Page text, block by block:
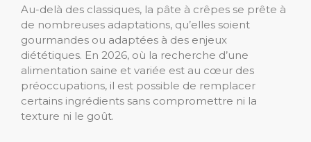
Au-delà des classiques, la pâte à crêpes se prête à
de nombreuses adaptations, qu’elles soient
gourmandes ou adaptées à des enjeux
diététiques. En 2026, où la recherche d’une
alimentation saine et variée est au cœur des
préoccupations, il est possible de remplacer
certains ingrédients sans compromettre ni la
texture ni le goût.